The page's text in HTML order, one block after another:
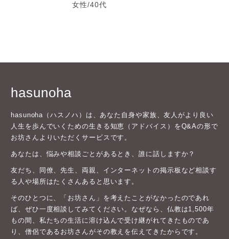
女性/40代
hasunoha
hasunoha（ハスノハ）は、あなた自身や家族、友人がより良い
人生を歩んでいくための生きる知恵（アドバイス）をQ&Aの形で
お坊さんよりいただくサービスです。
あなたは、悩みや相談ごとがあるとき、誰に話しますか？
友だち、同僚、先生、両親、インターネットの掲示板など相談す
る人や場所はたくさんあると思います。
そのひとつに、「お坊さん」を考えたことがなかったのであれ
ば、ぜひ一度相談してみてください。なぜなら、仏教は1,500年
もの間、私たちの生活に溶け込んで受け継がれてきたものであ
り、僧侶であるお坊さんがその教えを伝えてきたからです。